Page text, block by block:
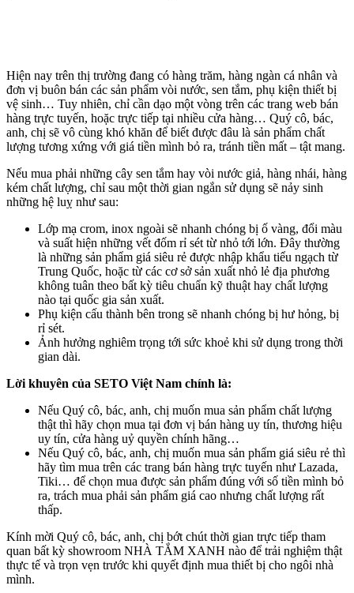
Hiện nay trên thị trường đang có hàng trăm, hàng ngàn cá nhân và
đơn vị buôn bán các sản phẩm vòi nước, sen tắm, phụ kiện thiết bị
vệ sinh… Tuy nhiên, chỉ cần dạo một vòng trên các trang web bán
hàng trực tuyến, hoặc trực tiếp tại nhiều cửa hàng… Quý cô, bác,
anh, chị sẽ vô cùng khó khăn để biết được đâu là sản phẩm chất
lượng tương xứng với giá tiền mình bỏ ra, tránh tiền mất – tật mang.
Nếu mua phải những cây sen tắm hay vòi nước giả, hàng nhái, hàng
kém chất lượng, chỉ sau một thời gian ngắn sử dụng sẽ nảy sinh
những hệ luỵ như sau:
Lớp mạ crom, inox ngoài sẽ nhanh chóng bị ố vàng, đổi màu
và suất hiện những vết đốm rỉ sét từ nhỏ tới lớn. Đây thường
là những sản phẩm giá siêu rẻ được nhập khẩu tiểu ngạch từ
Trung Quốc, hoặc từ các cơ sở sản xuất nhỏ lẻ địa phương
không tuân theo bất kỳ tiêu chuẩn kỹ thuật hay chất lượng
nào tại quốc gia sản xuất.
Phụ kiện cấu thành bên trong sẽ nhanh chóng bị hư hỏng, bị
rỉ sét.
Ảnh hưởng nghiêm trọng tới sức khoẻ khi sử dụng trong thời
gian dài.
Lời khuyên của SETO Việt Nam chính là:
Nếu Quý cô, bác, anh, chị muốn mua sản phẩm chất lượng
thật thì hãy chọn mua tại đơn vị bán hàng uy tín, thương hiệu
uy tín, cửa hàng uỷ quyền chính hãng…
Nếu Quý cô, bác, anh, chị muốn mua sản phẩm giá siêu rẻ thì
hãy tìm mua trên các trang bán hàng trực tuyến như Lazada,
Tiki… để chọn mua được sản phẩm đúng với số tiền mình bỏ
ra, trách mua phải sản phẩm giá cao nhưng chất lượng rất
thấp.
Kính mời Quý cô, bác, anh, chị bớt chút thời gian trực tiếp tham
quan bất kỳ showroom NHÀ TẮM XANH nào để trải nghiệm thật
thực tế và trọn vẹn trước khi quyết định mua thiết bị cho ngôi nhà
mình.